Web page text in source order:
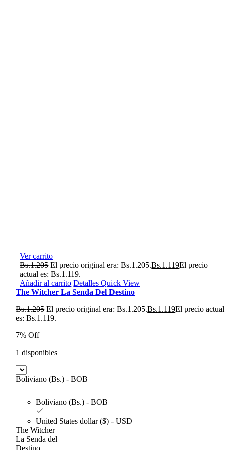
Ver carrito
Bs.1.205 El precio original era: Bs.1.205.Bs.1.119El precio
actual es: Bs.1.119.
Añadir al carrito Detalles Quick View
The Witcher La Senda Del Destino
Bs.1.205 El precio original era: Bs.1.205.Bs.1.119El precio actual
es: Bs.1.119.
7% Off
1 disponibles
Boliviano (Bs.) - BOB
Boliviano (Bs.) - BOB
United States dollar ($) - USD
The Witcher
La Senda del
Destino